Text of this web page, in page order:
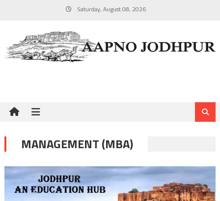
Saturday, August 08, 2026
MANAGEMENT (MBA)